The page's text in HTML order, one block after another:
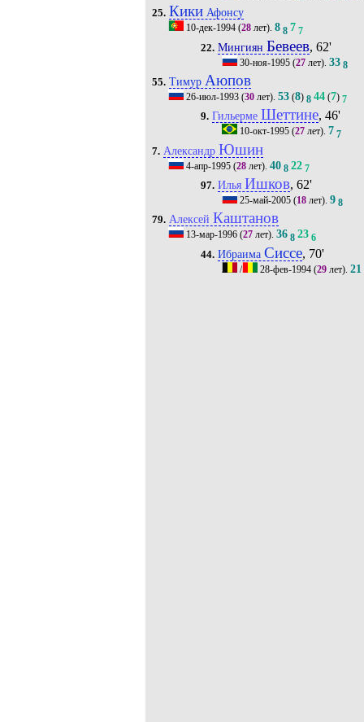
25. КикиАфонсу
10-дек-1994(28лет). 8 8 7 7
22. Мингиян Бевеев, 62'
30-ноя-1995 (27 лет).33 8
55. Тимур Аюпов
26-июл-1993(30лет). 53(8) 8 44(7) 7
9. Гильерме Шеттине, 46'
10-окт-1995 (27 лет).7 7
7. Александр Юшин
4-апр-1995(28лет). 40 8 22 7
97. Илья Ишков, 62'
25-май-2005 (18 лет).9 8
79. Алексей Каштанов
13-мар-1996(27лет). 36 8 23 6
44. Ибраима Сиссе, 70'
/ 28-фев-1994 (29 лет).21